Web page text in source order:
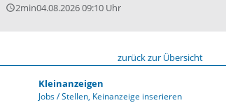
query_builder2min04.08.2026 09:10 Uhr
zurück zur Übersicht
Kleinanzeigen
Jobs / Stellen Keinanzeige inserieren